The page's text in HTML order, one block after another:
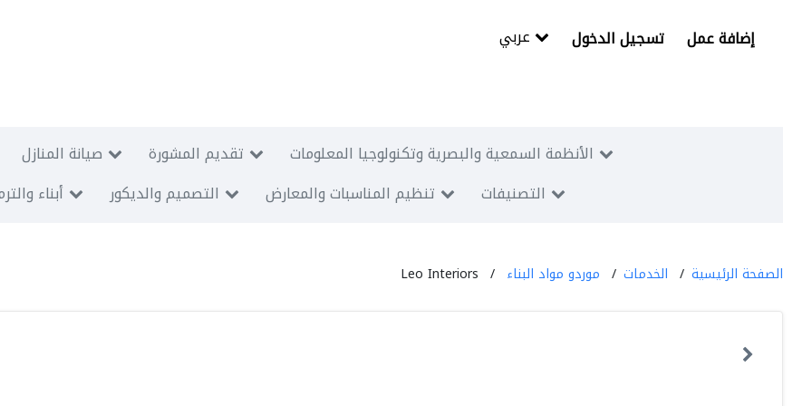
تسجيل الدخول إضافة عمل
صيانة المنازل تقديم المشورة
الأنظمة السمعية والبصرية وتكنولوجيا المعلومات
أبناء
التصميم والديكور تنظيم المناسبات والمعارض التصنيفات
الصفحة الرئيسية الخدمات موردو مواد البناء Leo Interiors